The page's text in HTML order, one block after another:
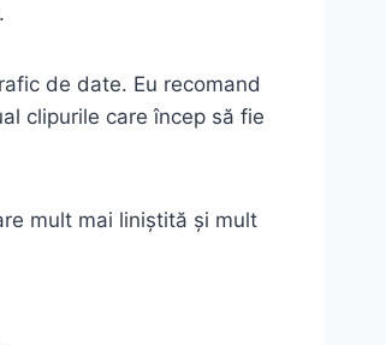
de date. Eu recomand
clipurile care încep să fie
mult mai liniștită și mult